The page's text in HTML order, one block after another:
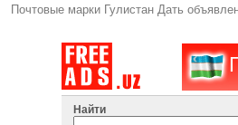
Почтовые марки Гулистан Дать
Найти